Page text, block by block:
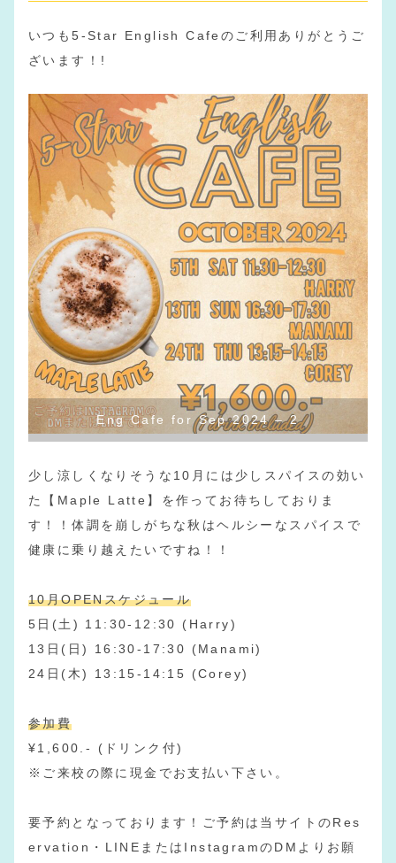
いつも5-Star English Cafeのご利用ありがとうご
ざいます！!
Eng Cafe for Sep 2024 – 2
少し涼しくなりそうな10月には少しスパイスの効い
た【Maple Latte】を作ってお待ちしておりま
す！！体調を崩しがちな秋はヘルシーなスパイスで
健康に乗り越えたいですね！！
10月OPENスケジュール
5日(土) 11:30-12:30 (Harry)
13日(日) 16:30-17:30 (Manami)
24日(木) 13:15-14:15 (Corey)
参加費
¥1,600.- (ドリンク付)
※ご来校の際に現金でお支払い下さい。
要予約となっております！ご予約は当サイトのRes
ervation・LINEまたはInstagramのDMよりお願